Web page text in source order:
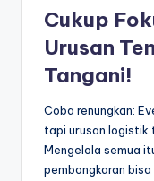
Cukup
Urusan
Tangani!
Coba renungkan:
tapi urusan logistik
Mengelola semua
pembongkaran